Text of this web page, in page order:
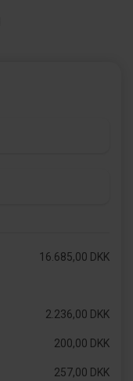
16.685,00 DKK
2.236,00 DKK
200,00 DKK
257,00 DKK